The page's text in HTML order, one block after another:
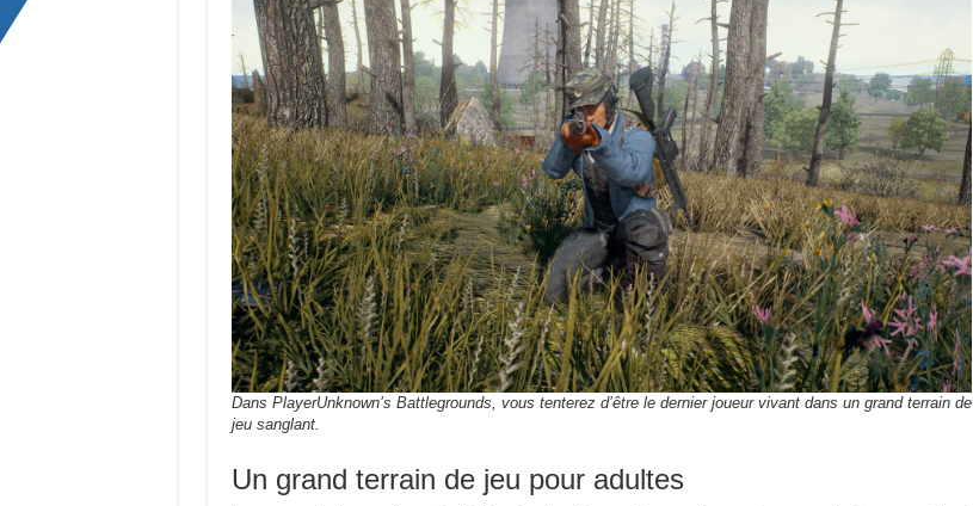
Dans PlayerUnknown’s Battlegrounds, vous tenterez d’être le dernier joueur vivant dans un grand terrain de
jeu sanglant.
Un grand terrain de jeu pour adultes